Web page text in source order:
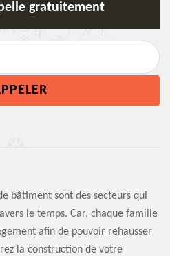
gratuitement
bâtiment sont des secteurs qui
le temps. Car, chaque famille
afin de pouvoir rehausser
la construction de votre